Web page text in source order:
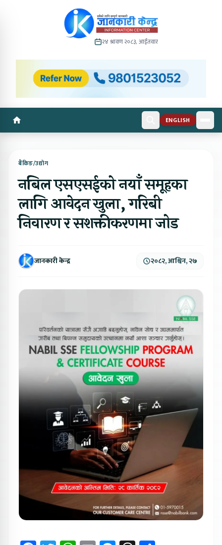
२४ श्रावण २०८३, आईतवार
ENGLISH
बैंकिङ/उद्योग
नबिल एसएसईको नयाँ समूहका
लागि आवेदन खुला, गरिबी
निवारण र सशक्तीकरणमा जोड
जानकारी केन्द्र २०८२, आश्विन, २७